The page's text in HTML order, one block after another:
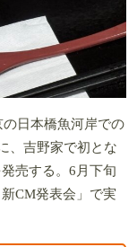
日本橋魚河岸での
、吉野家で初とな
売する。6月下旬
CM発表会」で実